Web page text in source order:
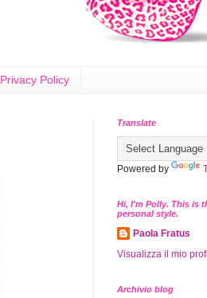
Privacy Policy
Translate
Powered by
Hi, I'm Polly. This is
personal style.
Paola Fratus
Visualizza il mio
Archivio blog